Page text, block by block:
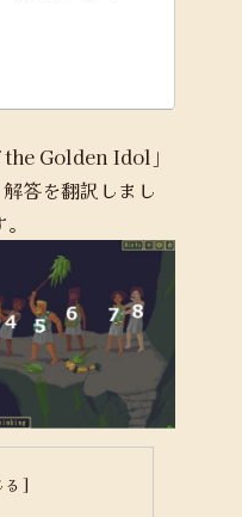
Golden Idol」
答を翻訳しまし